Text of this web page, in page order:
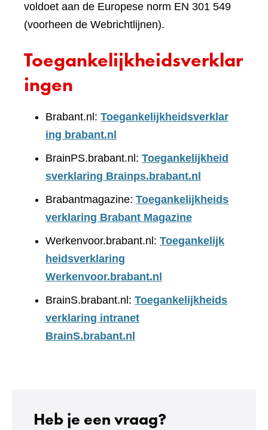
voldoet aan de Europese norm EN 301 549
(voorheen de Webrichtlijnen).
Toegankelijkheidsverklar
ingen
Brabant.nl: Toegankelijkheidsverklar
ing brabant.nl
BrainPS.brabant.nl: Toegankelijkheid
sverklaring Brainps.brabant.nl
Brabantmagazine: Toegankelijkheids
verklaring Brabant Magazine
Werkenvoor.brabant.nl: Toegankelijk
heidsverklaring
Werkenvoor.brabant.nl
BrainS.brabant.nl: Toegankelijkheids
verklaring intranet
BrainS.brabant.nl
Heb je een vraag?